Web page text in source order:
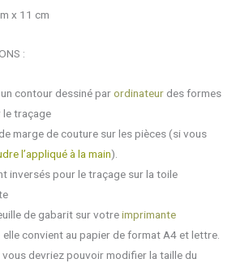
x 11 cm
:
contour dessiné parordinateur des formes
traçage
marge de couture sur les pièces (si vous
l’appliqué à la main).
inversés pour le traçage sur la toile
de gabarit sur votreimprimante
convient au papier de format A4 et lettre.
vous devriez pouvoir modifier la taille du